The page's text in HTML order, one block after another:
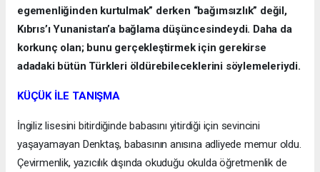
egemenliğinden kurtulmak” derken “bağımsızlık” değil,
Kıbrıs’ı Yunanistan’a bağlama düşüncesindeydi. Daha da
korkunç olan; bunu gerçekleştirmek için gerekirse
adadaki bütün Türkleri öldürebileceklerini söylemeleriydi.
KÜÇÜK İLE TANIŞMA
İngiliz lisesini bitirdiğinde babasını yitirdiği için sevincini
yaşayamayan Denktaş, babasının anısına adliyede memur oldu.
Çevirmenlik, yazıcılık dışında okuduğu okulda öğretmenlik de